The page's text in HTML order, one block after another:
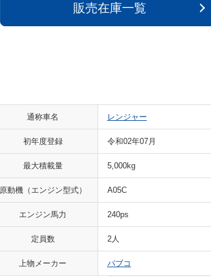
販売在庫一覧
通称車名 レンジャー
初年度登録 令和02年07月
最大積載量 5,000kg
原動機（エンジン型式） A05C
エンジン馬力 240ps
定員数 2人
上物メーカー パブコ